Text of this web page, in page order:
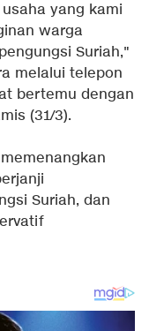
yang kami
warga
Suriah,"
melalui telepon
bertemu dengan
(31/3).
Suriah, dan